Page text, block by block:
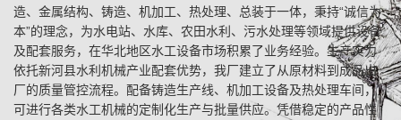
造、金属结构、铸造、机加工、热处理、总装于一体，秉持“诚信为
本”的理念，为水电站、水库、农田水利、污水处理等领域提供设备
及配套服务，在华北地区水工设备市场积累了业务经验。生产实力
依托新河县水利机械产业配套优势，我厂建立了从原材料到成品出
厂的质量管控流程。配备铸造生产线、机加工设备及热处理车间，
可进行各类水工机械的定制化生产与批量供应。凭借稳定的产品性